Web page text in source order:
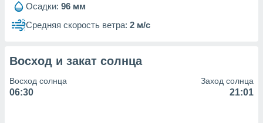
1199
Осадки: 96 мм
Средняя скорость ветра: 2 м/с
Восход и закат солнца
Восход солнца
06:30
Заход солнца
21:01